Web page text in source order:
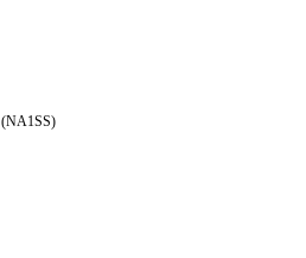
(NA1SS)